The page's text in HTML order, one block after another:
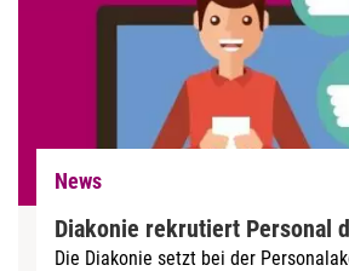
News
Diakonie rekrutiert Personal
Die Diakonie setzt bei der